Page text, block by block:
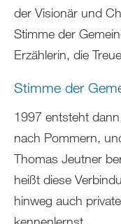
der Visionär und
Stimme der
Erzählerin, die
Stimme der
1997 entsteht
nach Pommern,
Thomas Jeutner
heißt diese
hinweg auch